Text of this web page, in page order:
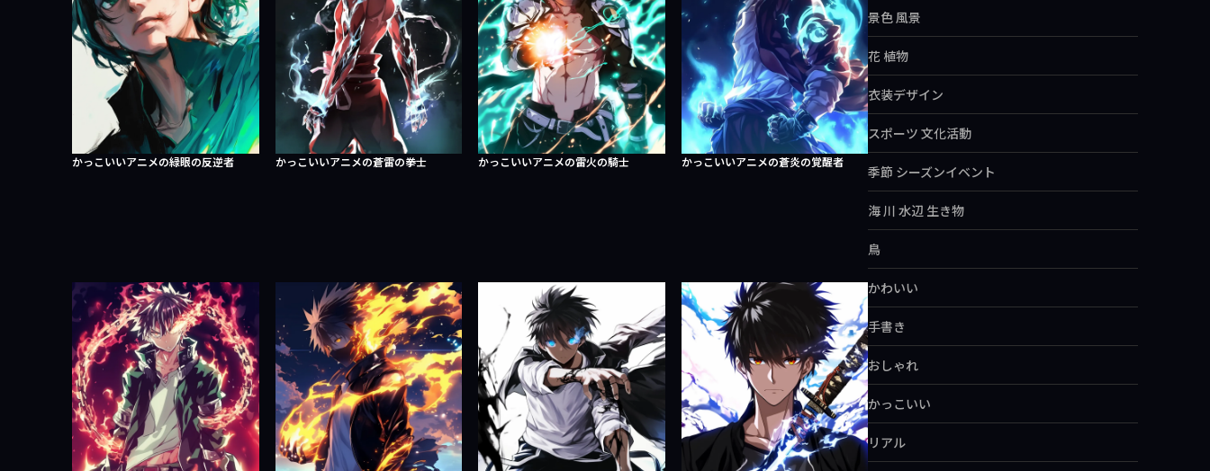
かっこいいアニメの緑眼の反逆者 かっこいいアニメの蒼雷の拳士 かっこいいアニメの雷火の騎士 かっこいいアニメの蒼炎の覚醒者
景色 風景
花 植物
衣装デザイン
スポーツ 文化活動
季節 シーズンイベント
海 川 水辺 生き物
鳥
かわいい
手書き
おしゃれ
かっこいい
リアル